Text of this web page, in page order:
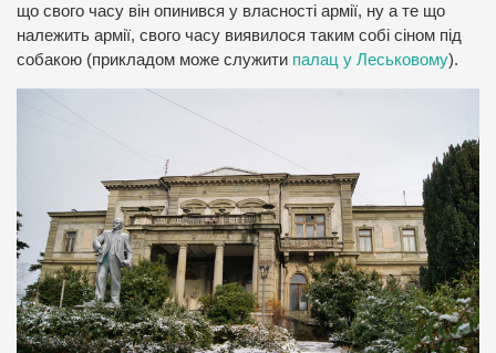
що свого часу він опинився у власності армії, ну а те що
належить армії, свого часу виявилося таким собі сіном під
собакою (прикладом може служити палац у Леськовому).